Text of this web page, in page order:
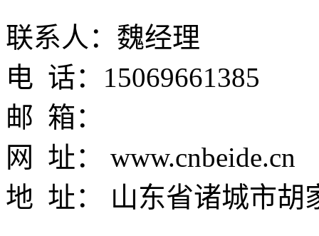
联系人：魏经理
电 话：15069661385
邮 箱：
网 址： www.cnbeide.cn
地 址： 山东省诸城市胡